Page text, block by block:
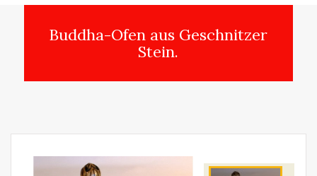
Buddha-Ofen aus Geschnitzer
Stein.